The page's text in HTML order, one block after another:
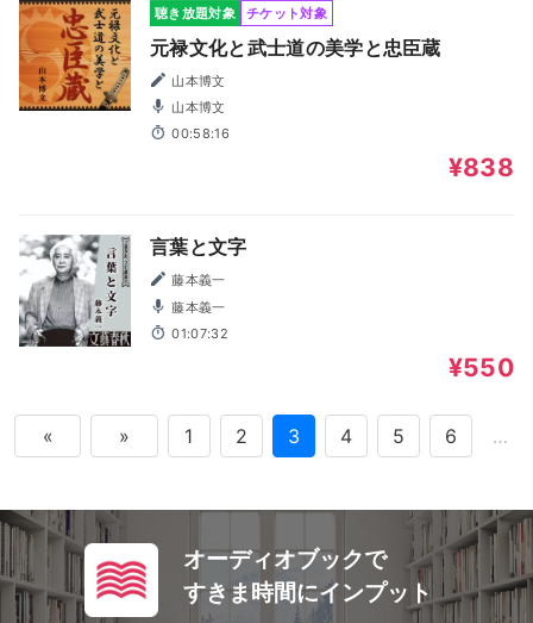
聴き放題対象 チケット対象
元禄文化と武士道の美学と忠臣蔵
山本博文
山本博文
00:58:16
¥838
言葉と文字
藤本義一
藤本義一
01:07:32
¥550
« » 1 2 3 4 5 6 …
オーディオブックで
すきま時間にインプット